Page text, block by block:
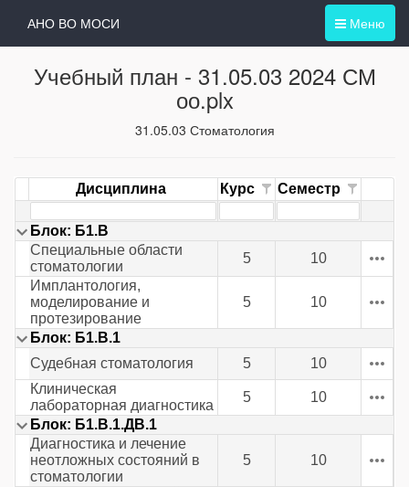
Меню
АНО ВО МОСИ
Учебный план - 31.05.03 2024 СМ
оо.plx
31.05.03 Стоматология
Дисциплина Курс Семестр
Блок: Б1.В
Специальные области
стоматологии
5
10
Имплантология,
моделирование и
протезирование
5 10
Блок: Б1.В.1
Судебная стоматология
5
10
Клиническая
лабораторная диагностика
5
10
Блок: Б1.В.1.ДВ.1
Диагностика и лечение
неотложных состояний в
стоматологии
5 10